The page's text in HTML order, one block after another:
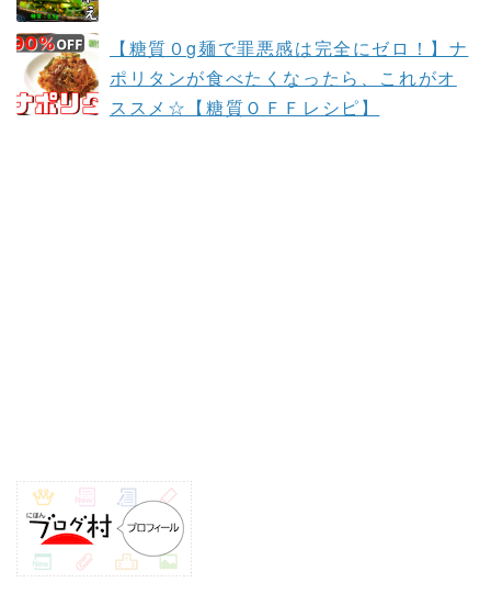
【糖質０g麺で罪悪感は完全にゼロ！】ナ
ポリタンが食べたくなったら、これがオ
ススメ☆【糖質ＯＦＦレシピ】